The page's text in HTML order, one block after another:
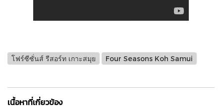
โฟร์ซีซั่นส์ รีสอร์ท เกาะสมุย Four Seasons Koh Samui
เนื้อหาที่เกี่ยวข้อง